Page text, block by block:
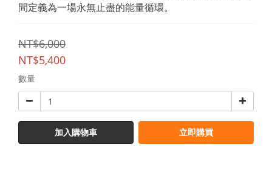
間定義為一場永無止盡的能量循環。
NT$6,000
NT$5,400
數量
加入購物車 立即購買